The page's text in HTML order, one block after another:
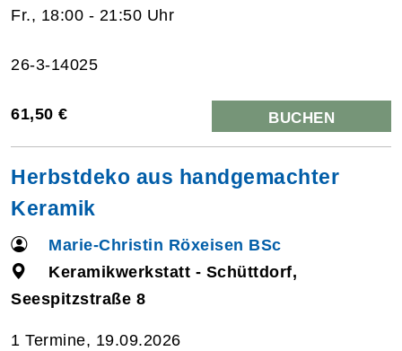
Fr., 18:00 - 21:50 Uhr
26-3-14025
61,50 € BUCHEN
Herbstdeko aus handgemachter
Keramik
Marie-Christin Röxeisen BSc
Keramikwerkstatt - Schüttdorf,
Seespitzstraße 8
1 Termine, 19.09.2026